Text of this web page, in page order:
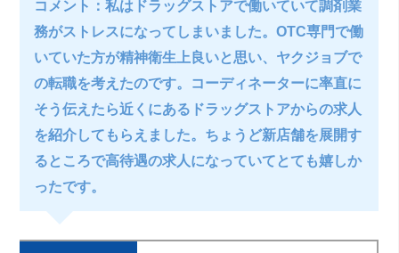
コメント：私はドラッグストアで働いていて調剤業
務がストレスになってしまいました。OTC専門で働
いていた方が精神衛生上良いと思い、ヤクジョブで
の転職を考えたのです。コーディネーターに率直に
そう伝えたら近くにあるドラッグストアからの求人
を紹介してもらえました。ちょうど新店舗を展開す
るところで高待遇の求人になっていてとても嬉しか
ったです。